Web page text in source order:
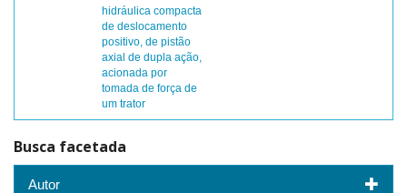
hidráulica compacta
de deslocamento
positivo, de pistão
axial de dupla ação,
acionada por
tomada de força de
um trator
Busca facetada
Autor